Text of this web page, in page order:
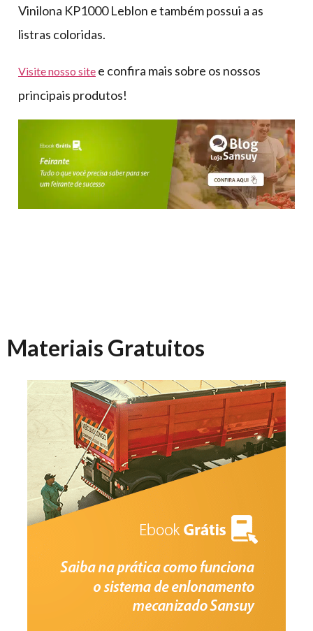
Vinilona KP1000 Leblon e também possui a as
listras coloridas.
Visite nosso site e confira mais sobre os nossos
principais produtos!
Materiais Gratuitos